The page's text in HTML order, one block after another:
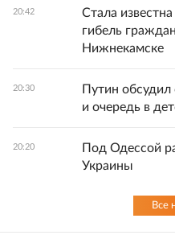
20:42
Стала
гибель
Нижнекамске
20:30
Путин
и очередь в
20:20
Под Одессой
Украины
Все